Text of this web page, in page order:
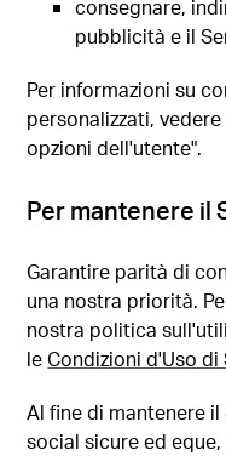
consegnare,
pubblicità e il
Per informazioni su
personalizzati,
opzioni dell'utente".
Per mantenere il
Garantire parità di
una nostra priorità.
nostra politica
leCondizioni d'Uso di
Al fine di mantenere
social sicure ed